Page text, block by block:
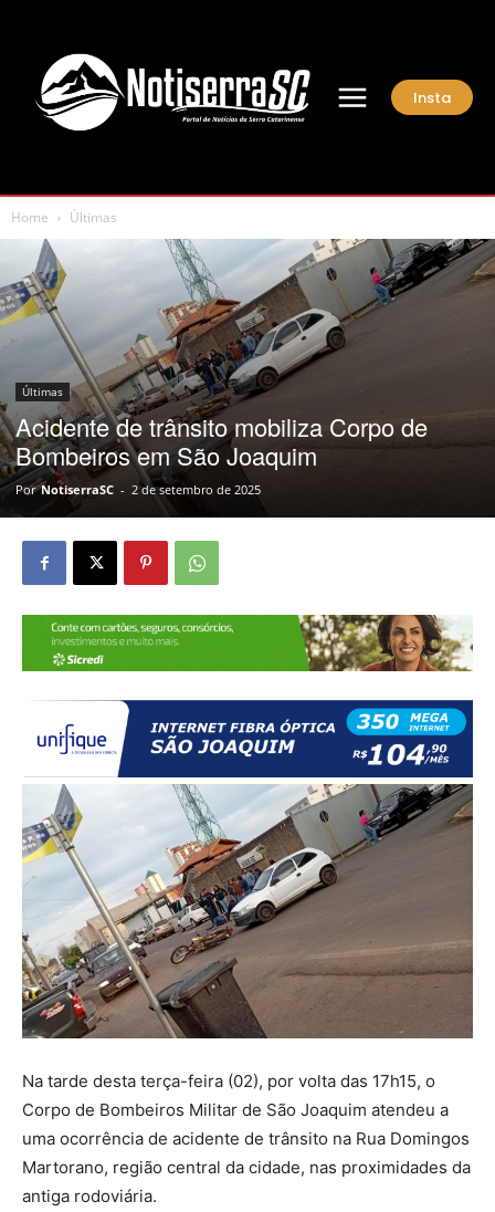
Insta
Home Últimas
Últimas
Acidente de trânsito mobiliza Corpo de
Bombeiros em São Joaquim
Por NotiserraSC - 2 de setembro de 2025
Na tarde desta terça-feira (02), por volta das 17h15, o
Corpo de Bombeiros Militar de São Joaquim atendeu a
uma ocorrência de acidente de trânsito na Rua Domingos
Martorano, região central da cidade, nas proximidades da
antiga rodoviária.